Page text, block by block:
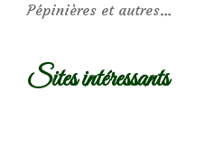
Pépinières et autres…
Sites intéressants